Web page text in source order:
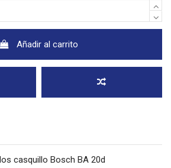
Añadir al carrito
casquillo Bosch BA 20d